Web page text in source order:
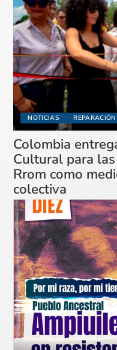
NOTICIAS
Colombia
Cultural para
Rrom como
colectiva